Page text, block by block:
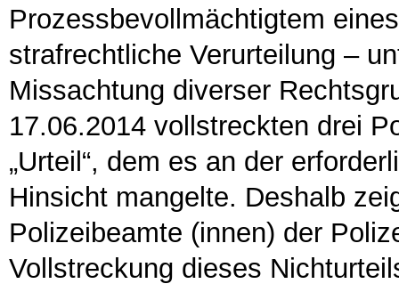
Prozessbevollmächtigtem
strafrechtliche Verurteilung –
Missachtung diverser
17.06.2014 vollstreckten drei
„Urteil“, dem es an der
Hinsicht mangelte. Deshalb
Polizeibeamte (innen) der
Vollstreckung dieses